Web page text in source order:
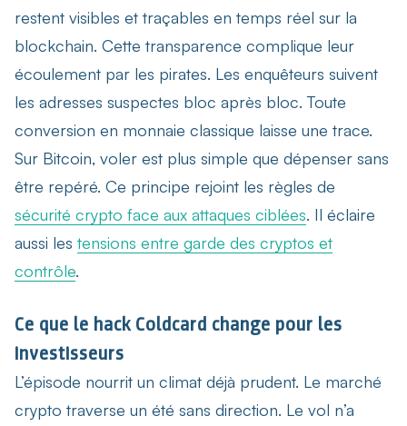
restent visibles et traçables en temps réel sur la
blockchain. Cette transparence complique leur
écoulement par les pirates. Les enquêteurs suivent
les adresses suspectes bloc après bloc. Toute
conversion en monnaie classique laisse une trace.
Sur Bitcoin, voler est plus simple que dépenser sans
être repéré. Ce principe rejoint les règles de
sécurité crypto face aux attaques ciblées. Il éclaire
aussi les tensions entre garde des cryptos et
contrôle.
Ce que le hack Coldcard change pour les
investisseurs
L’épisode nourrit un climat déjà prudent. Le marché
crypto traverse un été sans direction. Le vol n’a